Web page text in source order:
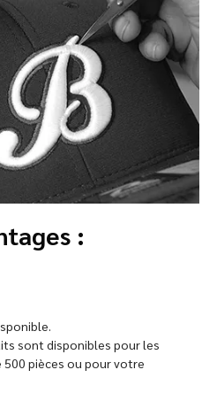
:
sont disponibles pour les
500 pièces ou pour votre